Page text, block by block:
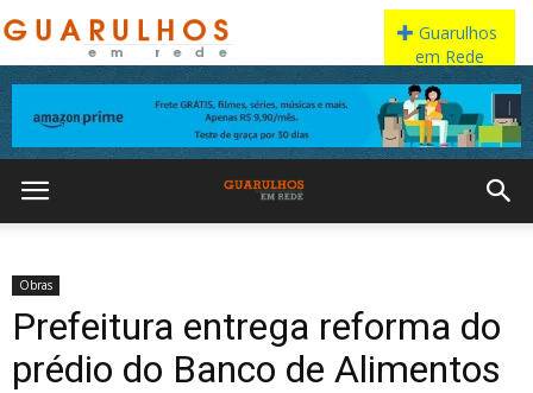
Obras
Prefeitura entrega reforma do
prédio do Banco de Alimentos